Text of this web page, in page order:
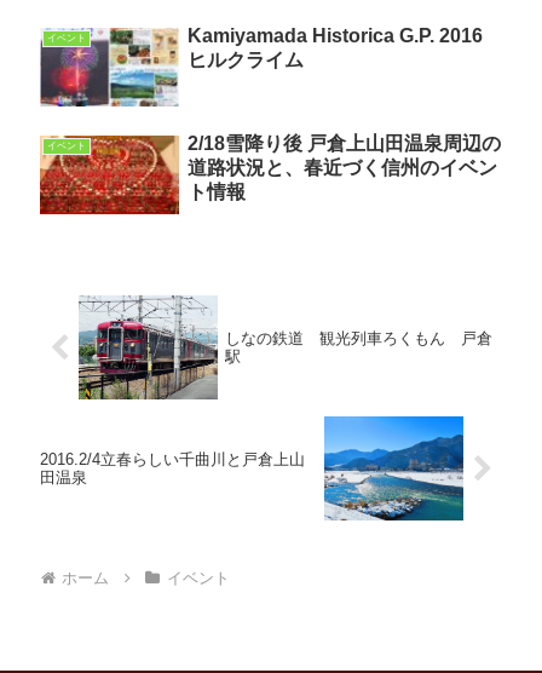
イベント
Kamiyamada Historica G.P. 2016
ヒルクライム
イベント
2/18雪降り後 戸倉上山田温泉周辺の
道路状況と、春近づく信州のイベン
ト情報
しなの鉄道 観光列車ろくもん 戸倉
駅
2016.2/4立春らしい千曲川と戸倉上山
田温泉
ホーム イベント